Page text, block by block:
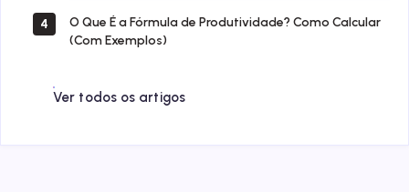
4
O Que É a Fórmula de Produtividade? Como Calcular
(Com Exemplos)
Ver todos os artigos